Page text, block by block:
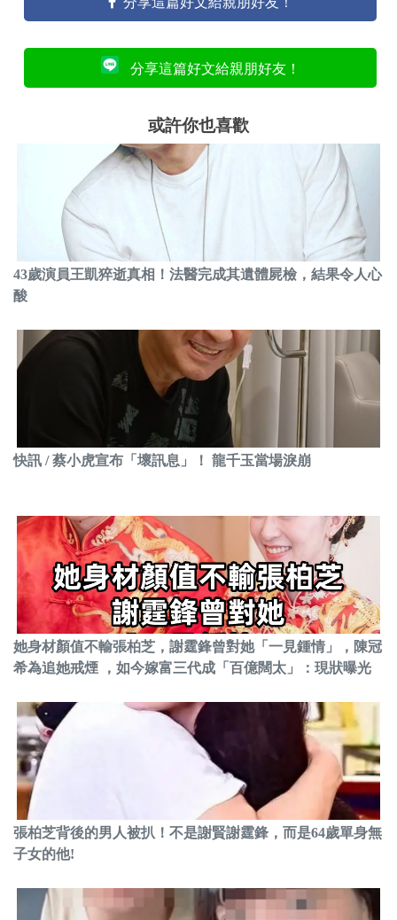
分享這篇好文給親朋好友！
或許你也喜歡
43歲演員王凱猝逝真相！法醫完成其遺體屍檢，結果令人心
酸
快訊 / 蔡小虎宣布「壞訊息」！ 龍千玉當場淚崩
她身材顏值不輸張柏芝，謝霆鋒曾對她「一見鍾情」，陳冠
希為追她戒煙 ，如今嫁富三代成「百億闊太」：現狀曝光
張柏芝背後的男人被扒！不是謝賢謝霆鋒，而是64歲單身無
子女的他!